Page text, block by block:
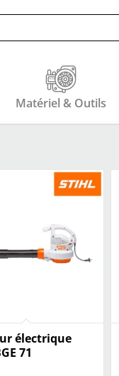
Matériel & Outils
électrique
71